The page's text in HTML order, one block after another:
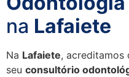
na Lafaiete
Na Lafaiete, acreditamos
seu consultório